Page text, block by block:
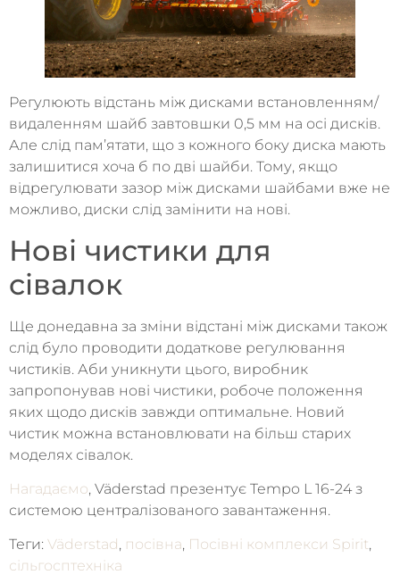
Регулюють відстань між дисками встановленням/
видаленням шайб завтовшки 0,5 мм на осі дисків.
Але слід пам’ятати, що з кожного боку диска мають
залишитися хоча б по дві шайби. Тому, якщо
відрегулювати зазор між дисками шайбами вже не
можливо, диски слід замінити на нові.
Нові чистики для
сівалок
Ще донедавна за зміни відстані між дисками також
слід було проводити додаткове регулювання
чистиків. Аби уникнути цього, виробник
запропонував нові чистики, робоче положення
яких щодо дисків завжди оптимальне. Новий
чистик можна встановлювати на більш старих
моделях сівалок.
Нагадаємо, Väderstad презентує Tempo L 16-24 з
системою централізованого завантаження.
Теги: Väderstad , посівна, Посівні комплекси Spirit,
сільгосптехніка